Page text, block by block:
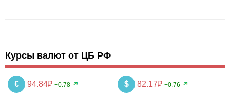
Курсы валют от ЦБ РФ
€ 94.84₽ +0.78 $ 82.17₽ +0.76